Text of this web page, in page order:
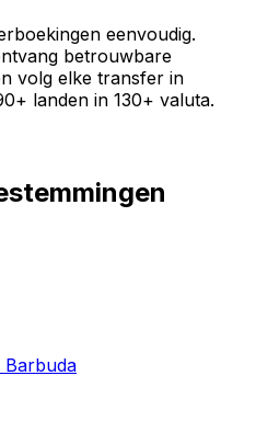
eenvoudig.
betrouwbare
volg elke transfer in
landen in 130+ valuta.
Barbuda